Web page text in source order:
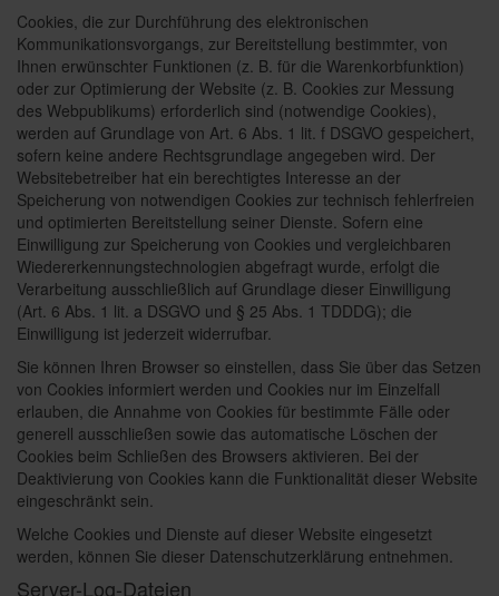
Cookies, die zur Durchführung des elektronischen
Kommunikationsvorgangs, zur Bereitstellung bestimmter, von
Ihnen erwünschter Funktionen (z. B. für die Warenkorbfunktion)
oder zur Optimierung der Website (z. B. Cookies zur Messung
des Webpublikums) erforderlich sind (notwendige Cookies),
werden auf Grundlage von Art. 6 Abs. 1 lit. f DSGVO gespeichert,
sofern keine andere Rechtsgrundlage angegeben wird. Der
Websitebetreiber hat ein berechtigtes Interesse an der
Speicherung von notwendigen Cookies zur technisch fehlerfreien
und optimierten Bereitstellung seiner Dienste. Sofern eine
Einwilligung zur Speicherung von Cookies und vergleichbaren
Wiedererkennungstechnologien abgefragt wurde, erfolgt die
Verarbeitung ausschließlich auf Grundlage dieser Einwilligung
(Art. 6 Abs. 1 lit. a DSGVO und § 25 Abs. 1 TDDDG); die
Einwilligung ist jederzeit widerrufbar.
Sie können Ihren Browser so einstellen, dass Sie über das Setzen
von Cookies informiert werden und Cookies nur im Einzelfall
erlauben, die Annahme von Cookies für bestimmte Fälle oder
generell ausschließen sowie das automatische Löschen der
Cookies beim Schließen des Browsers aktivieren. Bei der
Deaktivierung von Cookies kann die Funktionalität dieser Website
eingeschränkt sein.
Welche Cookies und Dienste auf dieser Website eingesetzt
werden, können Sie dieser Datenschutzerklärung entnehmen.
Server-Log-Dateien